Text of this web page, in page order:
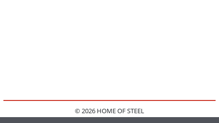
© 2026 HOME OF STEEL